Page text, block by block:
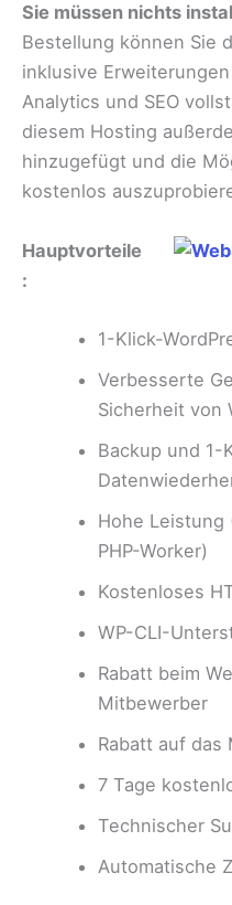
Sie müssen nichts
Bestellung können Sie
inklusive
Analytics und SEO
diesem Hosting
hinzugefügt und die
kostenlos
Hauptvorteile
:
1-Klick-
Verbesserte
Sicherheit von
Backup und 1-
Hohe Leistung
PHP-Worker)
Kostenloses
WP-CLI-
Rabatt beim
Mitbewerber
Rabatt auf das
7 Tage
Technischer
Automatische